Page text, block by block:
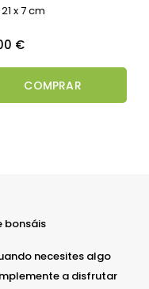
x 7 cm
€
COMPRAR
bonsáis
necesites algo
a disfrutar